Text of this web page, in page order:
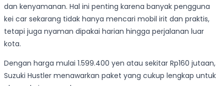
dan kenyamanan. Hal ini penting karena banyak pengguna
kei car sekarang tidak hanya mencari mobil irit dan praktis,
tetapi juga nyaman dipakai harian hingga perjalanan luar
kota.
Dengan harga mulai 1.599.400 yen atau sekitar Rp160 jutaan,
Suzuki Hustler menawarkan paket yang cukup lengkap untuk